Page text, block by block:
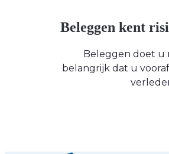
Beleggen kent
Beleggen doet u
belangrijk dat u